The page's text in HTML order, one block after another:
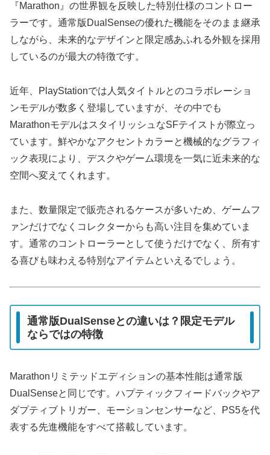
『Marathon』の世界観を反映した特別仕様のコントロー
ラーです。通常版DualSenseの優れた機能をそのまま継承
しながら、未来的なデザインと限定感あふれる外観を採用
しているのが最大の特徴です。
近年、PlayStationでは人気タイトルとのコラボレーショ
ンモデルが数多く登場していますが、その中でも
MarathonモデルはスタイリッシュなSFテイストが際立っ
ています。鮮やかなアクセントカラーと機械的なグラフィ
ック表現により、デスクやゲーム環境を一気に近未来的な
空間へ変えてくれます。
また、数量限定で販売されるケースが多いため、ゲームフ
ァンだけでなくコレクターからも高い注目を集めていま
す。通常のコントローラーとして使うだけでなく、所有す
る喜びも味わえる特別なアイテムといえるでしょう。
通常版DualSenseとの違いは？限定モデル
ならではの特徴
Marathonリミテッドエディションの基本性能は通常版
DualSenseと同じです。ハプティックフィードバックやア
ダプティブトリガー、モーションセンサーなど、PS5を代
表する先進機能をすべて搭載しています。